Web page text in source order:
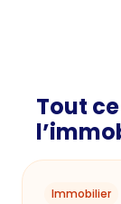
Tout
Immobilier